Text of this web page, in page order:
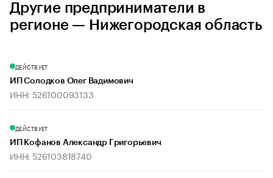
Другие предприниматели в
регионе — Нижегородская область
ДЕЙСТВУЕТ
ИП Солодков Олег Вадимович
ИНН: 526100093133
ДЕЙСТВУЕТ
ИП Кофанов Александр Григорьевич
ИНН: 526103818740